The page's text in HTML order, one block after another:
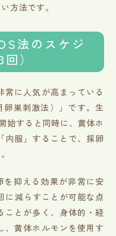
方法です。
法のスケジ
）
に人気が高まっている
巣刺激法）」です。生
始すると同時に、黄体ホ
内服」することで、採卵
抑える効果が非常に安
に減らすことが可能な点
ことが多く、身体的・経
、黄体ホルモンを使用す